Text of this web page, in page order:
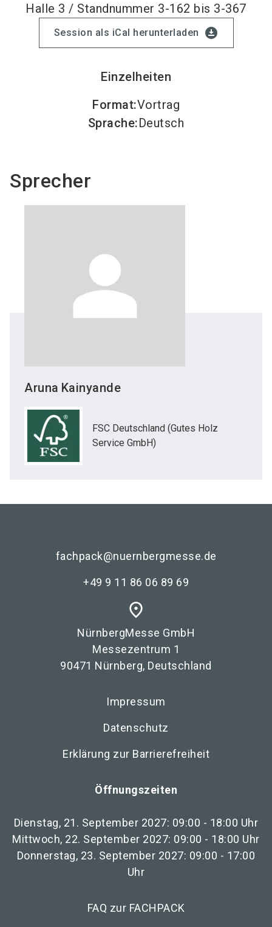
Halle 3 / Standnummer 3-162 bis 3-367
Session als iCal herunterladen download_for_offline
Einzelheiten
Format:Vortrag
Sprache:Deutsch
Sprecher
Aruna Kainyande
FSC Deutschland (Gutes Holz
Service GmbH)
fachpack@nuernbergmesse.de
+49 9 11 86 06 89 69
place
NürnbergMesse GmbH
Messezentrum 1
90471 Nürnberg, Deutschland
Impressum
Datenschutz
Erklärung zur Barrierefreiheit
Öffnungszeiten
Dienstag, 21. September 2027: 09:00 - 18:00 Uhr
Mittwoch, 22. September 2027: 09:00 - 18:00 Uhr
Donnerstag, 23. September 2027: 09:00 - 17:00
Uhr
FAQ zur FACHPACK